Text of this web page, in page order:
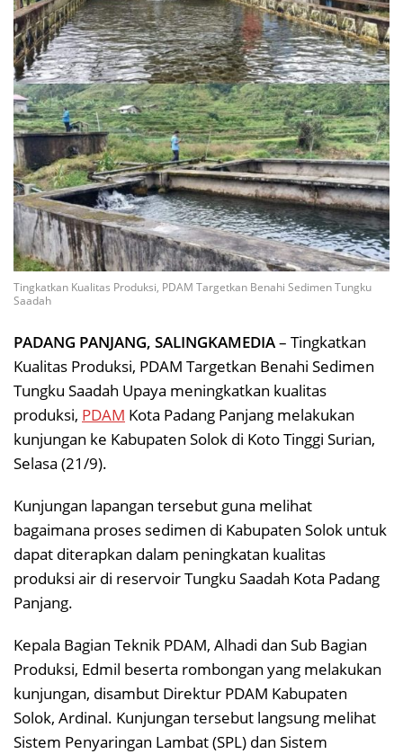
Tingkatkan Kualitas Produksi, PDAM Targetkan Benahi Sedimen Tungku
Saadah
PADANG PANJANG, SALINGKAMEDIA– Tingkatkan
Kualitas Produksi, PDAM Targetkan Benahi Sedimen
Tungku Saadah Upaya meningkatkan kualitas
produksi, PDAM Kota Padang Panjang melakukan
kunjungan ke Kabupaten Solok di Koto Tinggi Surian,
Selasa (21/9).
Kunjungan lapangan tersebut guna melihat
bagaimana proses sedimen di Kabupaten Solok untuk
dapat diterapkan dalam peningkatan kualitas
produksi air di reservoir Tungku Saadah Kota Padang
Panjang.
Kepala Bagian Teknik PDAM, Alhadi dan Sub Bagian
Produksi, Edmil beserta rombongan yang melakukan
kunjungan, disambut Direktur PDAM Kabupaten
Solok, Ardinal. Kunjungan tersebut langsung melihat
Sistem Penyaringan Lambat (SPL) dan Sistem